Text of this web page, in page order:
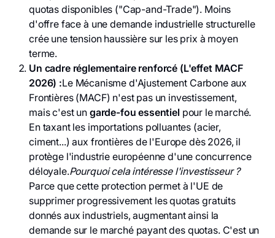
quotas disponibles ("Cap-and-Trade"). Moins
d'offre face à une demande industrielle structurelle
crée une tension haussière sur les prix à moyen
terme.
Un cadre réglementaire renforcé (L'effet MACF
2026) :Le Mécanisme d'Ajustement Carbone aux
Frontières (MACF) n'est pas un investissement,
mais c'est un garde-fou essentiel pour le marché.
En taxant les importations polluantes (acier,
ciment...) aux frontières de l'Europe dès 2026, il
protège l'industrie européenne d'une concurrence
déloyale.Pourquoi cela intéresse l'investisseur ?
Parce que cette protection permet à l'UE de
supprimer progressivement les quotas gratuits
donnés aux industriels, augmentant ainsi la
demande sur le marché payant des quotas. C'est un